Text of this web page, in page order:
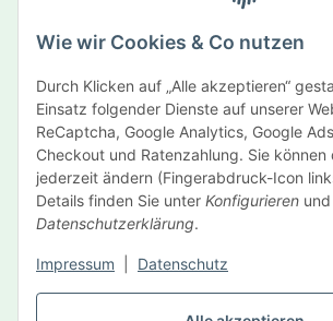
Wie wir Cookies & Co nutzen
Durch Klicken auf „Alle akzeptieren“
Einsatz folgender Dienste auf unserer
ReCaptcha, Google Analytics, Google
Checkout und Ratenzahlung. Sie können
jederzeit ändern (Fingerabdruck-Icon
Details finden Sie unter Konfigurieren
Datenschutzerklärung.
Impressum Datenschutz
Newsletter Abonnieren
Informationen
Gesetzliche Informationen
Hersteller
Vertrag widerrufen